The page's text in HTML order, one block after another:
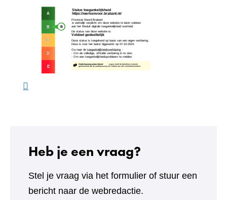
Heb je een vraag?
Stel je vraag via het formulier of stuur een
bericht naar de webredactie.